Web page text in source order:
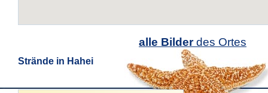
alle Bilderdes Ortes
Strände in Hahei